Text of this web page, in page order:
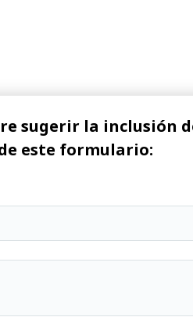
sugerir la inclusión
este formulario: